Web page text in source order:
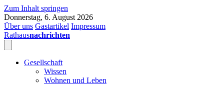
Zum Inhalt springen
Donnerstag, 6. August 2026
Über uns Gastartikel Impressum
Rathausnachrichten
Gesellschaft
Wissen
Wohnen und Leben